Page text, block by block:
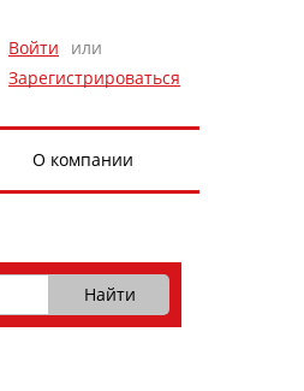
Войти
или
Зарегистрироваться
О компании